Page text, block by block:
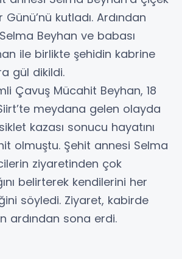
kutladı. Ardından
Beyhan ve babası
ile birlikte şehidin kabrine
gül dikildi.
Çavuş Mücahit Beyhan, 18
meydana gelen olayda
kazası sonucu hayatını
olmuştu. Şehit annesi Selma
ziyaretinden çok
belirterek kendilerini her
söyledi. Ziyaret, kabirde
ardından sona erdi.